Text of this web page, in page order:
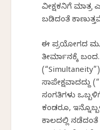
ವೀಕ್ಷಕನಿಗೆ ಮಾತ್ರ
ಬಡಿದಂತೆ
ಈ ಪ್ರಯೋಗದ
ತೀರ್ಮಾನಕ್ಕೆ
ಸಾಪೇಕ್ಷವಾದದ್ದು
ಸಂಗತಿಗಳು
ಕಂಡರೂ,
ಕಾಲದಲ್ಲಿ